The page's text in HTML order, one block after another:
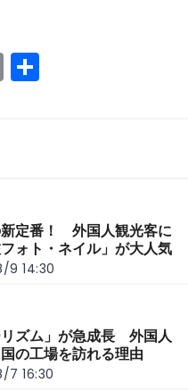
C
o
k定番！ 外国人観光客に
フォト・ネイル」が大人気
9 14:30
リズム」が急成長 外国人
の工場を訪れる理由
7 16:30